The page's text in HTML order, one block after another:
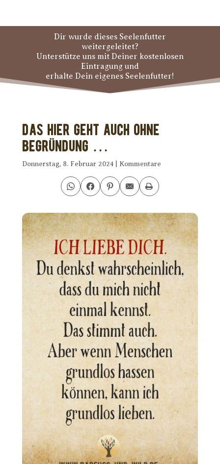
Dir wurde dieses Seelenfutter
weitergeleitet?
Unterstütze uns mit Deiner kostenlosen
Eintragung und
erhalte Dein eigenes Seelenfutter!
Das hier geht auch ohne
Begründung …
Donnerstag, 8. Februar 2024| Kommentare